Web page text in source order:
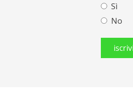
Sì
No